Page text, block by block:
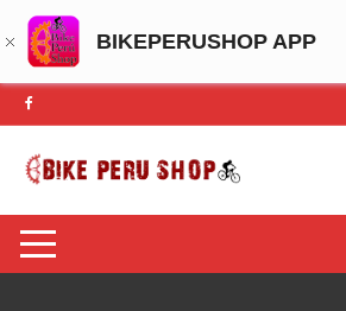
BIKEPERUSHOP APP
Saltar
al
contenido